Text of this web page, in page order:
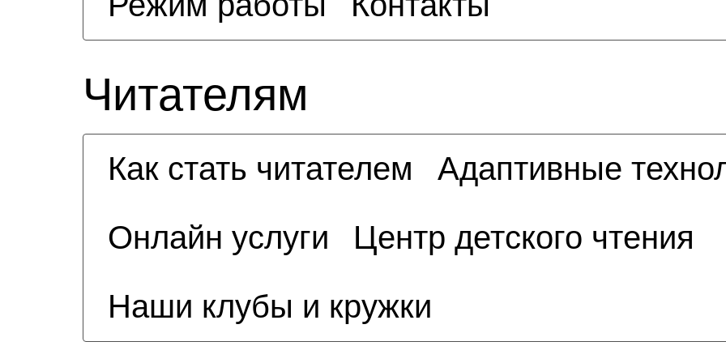
Читателям
Как стать читателем
Адаптивные
Онлайн услуги
Центр детского чтения
Наши клубы и кружки